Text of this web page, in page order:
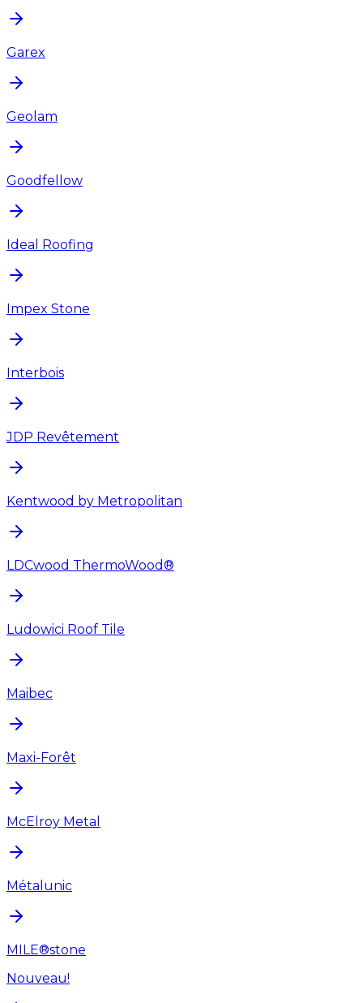
Garex
Geolam
Goodfellow
Ideal Roofing
Impex Stone
Interbois
JDP Revêtement
Kentwood by Metropolitan
LDCwood ThermoWood®
Ludowici Roof Tile
Maibec
Maxi-Forêt
McElroy Metal
Métalunic
MILE®stone
Nouveau!